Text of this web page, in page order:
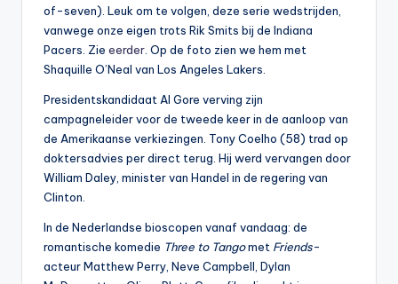
of-seven). Leuk om te volgen, deze serie wedstrijden,
vanwege onze eigen trots Rik Smits bij de Indiana
Pacers. Zie eerder . Op de foto zien we hem met
Shaquille O’Neal van Los Angeles Lakers.
Presidentskandidaat Al Gore verving zijn
campagneleider voor de tweede keer in de aanloop van
de Amerikaanse verkiezingen. Tony Coelho (58) trad op
doktersadvies per direct terug. Hij werd vervangen door
William Daley, minister van Handel in de regering van
Clinton.
In de Nederlandse bioscopen vanaf vandaag: de
romantische komedie Three to Tangomet Friends-
acteur Matthew Perry, Neve Campbell, Dylan